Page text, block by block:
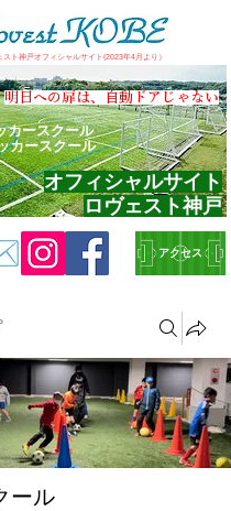
スト神戸オフィシャルサイト(2023年4月より）
​明日への扉は、自動ドアじゃない
カースクール
カースクール
アクセス
オフィシャルサイト
ロヴェスト神戸
ール